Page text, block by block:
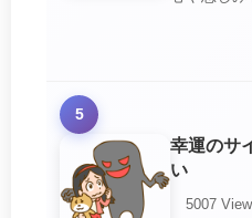
意して欲
5
幸運のサ
い
5007 View